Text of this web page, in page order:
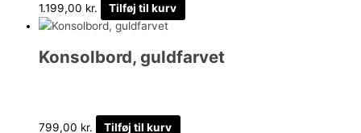
1.199,00 kr. Tilføj til kurv
Konsolbord, guldfarvet
799,00 kr. Tilføj til kurv